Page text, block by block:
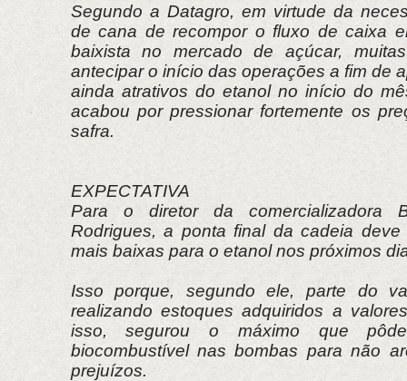
Segundo a Datagro, em virtude da
de cana de recompor o fluxo de caixa
baixista no mercado de açúcar,
antecipar o início das operações a fim de
ainda atrativos do etanol no início do
acabou por pressionar fortemente os
safra.
EXPECTATIVA
Para o diretor da comercializadora
Rodrigues, a ponta final da cadeia deve
mais baixas para o etanol nos próximos
Isso porque, segundo ele, parte do
realizando estoques adquiridos a
isso, segurou o máximo que
biocombustível nas bombas para não
prejuízos.